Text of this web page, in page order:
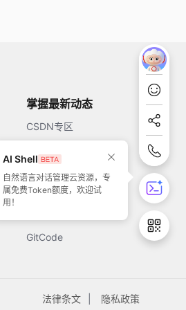
AI Shell
自然语言对话管理云资源，专
属免费Token额度，欢迎试
用！
掌握最新动态
CSDN专区
开源中国
51CTO
GitCode
法律条文 隐私政策